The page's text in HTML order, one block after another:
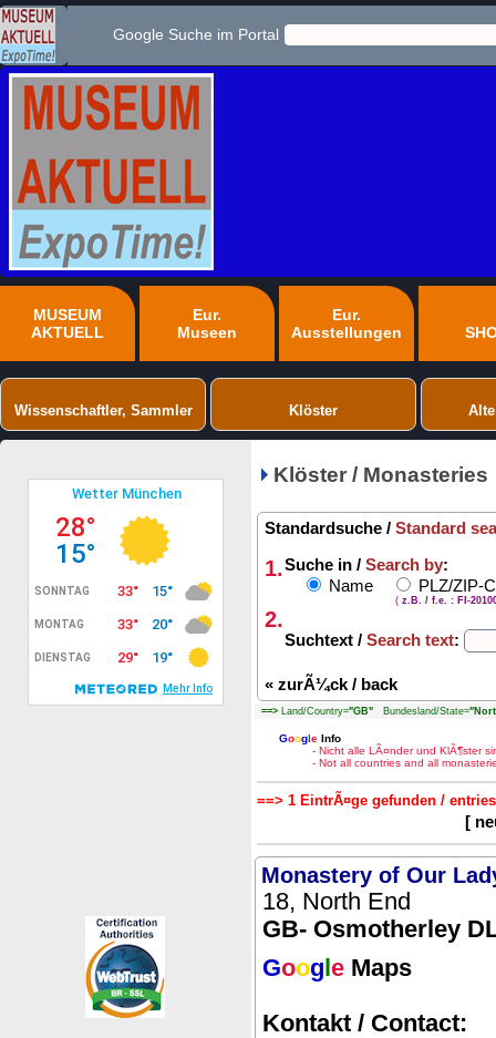
Google Suche im Portal
MUSEUM
AKTUELL
Eur.
Museen
Eur.
Ausstellungen
Wissenschaftler, Sammler Klöster
Klöster / Monasteries
Standardsuche / Standard
1.Suche in / Search by:
Name
PLZ/ZIP-
( z.B. / f.e. : FI-
2.
Suchtext / Search text:
« zurÃ¼ck / back
==> Land/Country="GB" Bundesland/State=
Google Info
- Nicht alle LÃ¤nder und KlÃ¶ster
- Not all countries and all
==> 1 EintrÃ¤ge gefunden /
[
Monastery of Our
18, North End
GB- Osmotherley
Goog e Maps
Kontakt / Contact: